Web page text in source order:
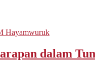
Hayamwuruk
dalam